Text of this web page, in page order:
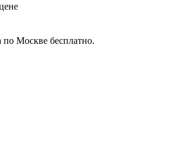
Москве бесплатно.